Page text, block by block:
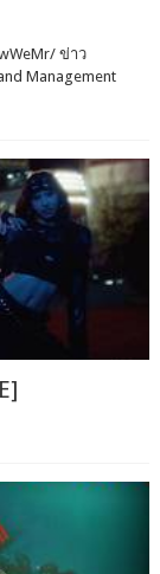
ข่าว
Management